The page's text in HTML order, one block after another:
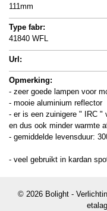
111mm
Type fabr:
41840 WFL
Url:
Opmerking:
- zeer goede lampen voor
- mooie aluminium reflector
- er is een zuinigere " IRC "
en dus ook minder warmte
- gemiddelde levensduur:
- veel gebruikt in kardan
© 2026 Bolight -